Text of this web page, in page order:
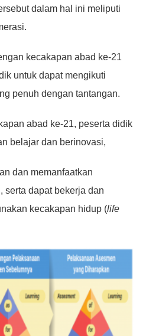
dalam hal ini meliputi
kecakapan abad ke-21
untuk dapat mengikuti
penuh dengan tantangan.
abad ke-21, peserta didik
belajar dan berinovasi,
dan memanfaatkan
serta dapat bekerja dan
kecakapan hidup (life